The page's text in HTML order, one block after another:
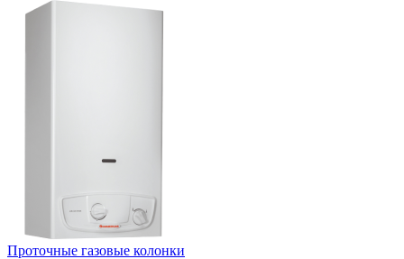
Проточные газовые колонки